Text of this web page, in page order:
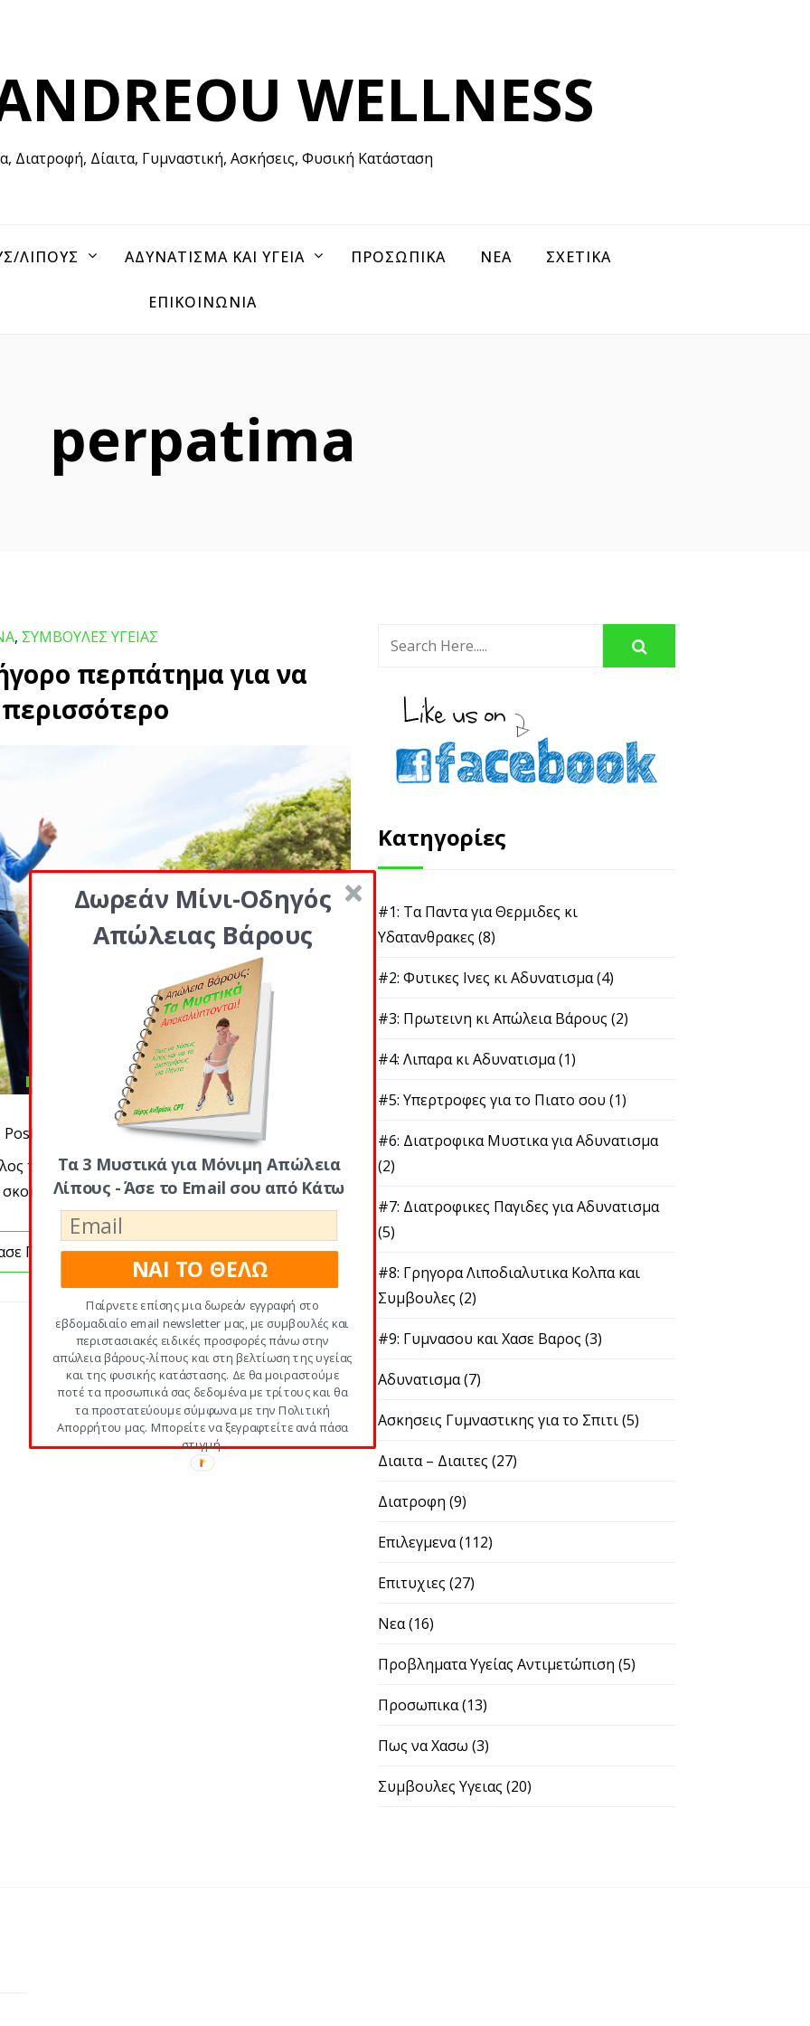
WELLNESS
Διατροφή, Δίαιτα, Γυμναστική, Ασκήσεις, Φυσική Κατάσταση
ΛΙΠΟΥΣ ΑΔΥΝΑΤΙΣΜΑ ΚΑΙ ΥΓΕΙΑ ΠΡΟΣΩΠΙΚΑ ΝΕΑ ΣΧΕΤΙΚΑ
ΕΠΙΚΟΙΝΩΝΙΑ
perpatima
, ΣΥΜΒΟΥΛΕΣ ΥΓΕΙΑΣ
περπάτημα για να
Posted By
της καθημερινής άσκησης (και πώς η έλλειψη
σκοτώνει τους
Περισσότερα
Κατηγορίες
#1: Τα Παντα για Θερμιδες κι
Υδατανθρακες (8)
#2: Φυτικες Ινες κι Αδυνατισμα(4)
#3: Πρωτεινη κι Απώλεια Βάρους (2)
#4: Λιπαρα κι Αδυνατισμα(1)
#5: Υπερτροφες για το Πιατο σου (1)
#6: Διατροφικα Μυστικα για Αδυνατισμα
(2)
#7: Διατροφικες Παγιδες για Αδυνατισμα
(5)
#8: Γρηγορα Λιποδιαλυτικα Κολπα και
Συμβουλες (2)
#9: Γυμνασου και Χασε Βαρος (3)
Αδυνατισμα(7)
Ασκησεις Γυμναστικης για το Σπιτι(5)
Διαιτα – Διαιτες (27)
Διατροφη (9)
Επιλεγμενα(112)
Επιτυχιες (27)
Νεα(16)
Προβληματα Υγείας Αντιμετώπιση (5)
Προσωπικα(13)
Πως να Χασω (3)
Συμβουλες Υγειας (20)
Δωρεάν Μίνι-Οδηγός
Απώλειας Βάρους
Τα 3 Μυστικά για Μόνιμη Απώλεια
Λίπους - Άσε το Email σου από Κάτω
ΝΑΙ ΤΟ ΘΕΛΩ
Παίρνετε επίσης μια δωρεάν εγγραφή στο
εβδομαδιαίο email newsletter μας, με συμβουλές και
περιστασιακές ειδικές προσφορές πάνω στην
απώλεια βάρους-λίπους και στη βελτίωση της υγείας
και της φυσικής κατάστασης. Δε θα μοιραστούμε
ποτέ τα προσωπικά σας δεδομένα με τρίτους και θα
τα προστατεύουμε σύμφωνα με την Πολιτική
Απορρήτου μας. Μπορείτε να ξεγραφτείτε ανά πάσα
στιγμή.